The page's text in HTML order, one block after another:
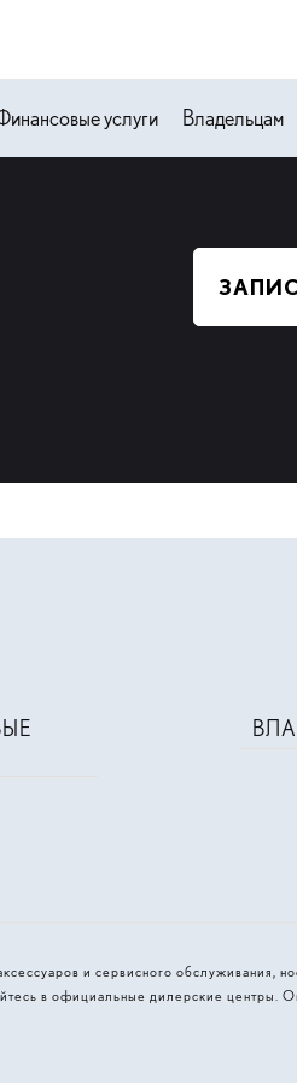
услуги Владельцам
и сервисного
в официальные дилерские центры.